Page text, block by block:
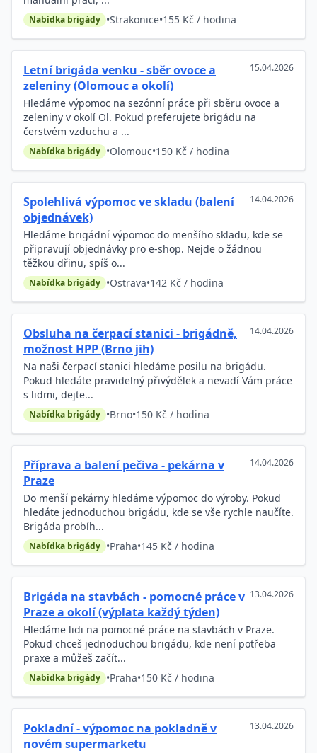
Nabídka brigády •Strakonice•155 Kč / hodina
Letní brigáda venku - sběr ovoce a
zeleniny (Olomouc a okolí)
15.04.2026
Hledáme výpomoc na sezónní práce při sběru ovoce a
zeleniny v okolí Ol. Pokud preferujete brigádu na
čerstvém vzduchu a ...
Nabídka brigády •Olomouc•150 Kč / hodina
Spolehlivá výpomoc ve skladu (balení
objednávek)
14.04.2026
Hledáme brigádní výpomoc do menšího skladu, kde se
připravují objednávky pro e-shop. Nejde o žádnou
těžkou dřinu, spíš o...
Nabídka brigády •Ostrava•142 Kč / hodina
Obsluha na čerpací stanici - brigádně,
možnost HPP (Brno jih)
14.04.2026
Na naši čerpací stanici hledáme posilu na brigádu.
Pokud hledáte pravidelný přivýdělek a nevadí Vám práce
s lidmi, dejte...
Nabídka brigády •Brno•150 Kč / hodina
Příprava a balení pečiva - pekárna v
Praze
14.04.2026
Do menší pekárny hledáme výpomoc do výroby. Pokud
hledáte jednoduchou brigádu, kde se vše rychle naučíte.
Brigáda probíh...
Nabídka brigády •Praha•145 Kč / hodina
Brigáda na stavbách - pomocné práce v
Praze a okolí (výplata každý týden)
13.04.2026
Hledáme lidi na pomocné práce na stavbách v Praze.
Pokud chceš jednoduchou brigádu, kde není potřeba
praxe a můžeš začít...
Nabídka brigády •Praha•150 Kč / hodina
Pokladní - výpomoc na pokladně v
novém supermarketu
13.04.2026